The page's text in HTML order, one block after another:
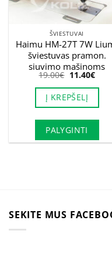
ŠVIESTUVAI
Haimu HM-27T 7W
šviestuvas pramon.
siuvimo mašinoms
19.00€ Original
price
was:
19.00€.
11.40€
price
is:
Į KREPŠELĮ
PALYGINTI
SEKITE MUS